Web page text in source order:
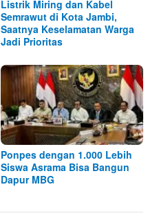
Listrik Miring dan Kabel
Semrawut di Kota Jambi,
Saatnya Keselamatan Warga
Jadi Prioritas
Ponpes dengan 1.000 Lebih
Siswa Asrama Bisa Bangun
Dapur MBG